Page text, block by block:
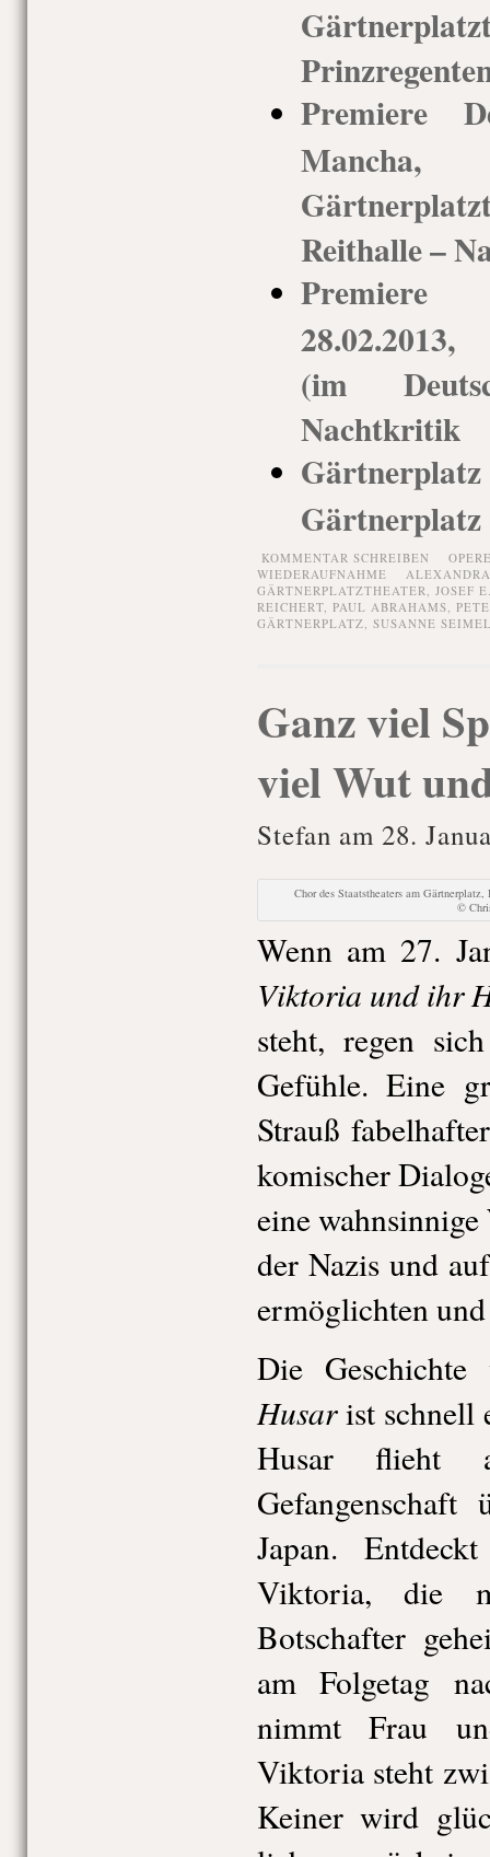
Premiere
Reithalle –
(im
Nachtkritik
Gärtnerplatz
KOMMENTAR SCHREIBEN
WIEDERAUFNAHME
GÄRTNERPLATZTHEATER, JOSEF
REICHERT, PAUL ABRAHAMS,
GÄRTNERPLATZ, SUSANNE
Ganz viel
viel Wut
Stefan am 28.
Chor des Staatstheaters am
©
Wenn am 27.
Viktoria und ihr
steht, regen
Gefühle. Eine
Strauß
komischer
eine
der Nazis und
ermöglichten
Die
Husarist schnell
Husar flieht
Japan.
Viktoria, die
Botschafter
am Folgetag
nimmt Frau
Viktoria steht
Keiner wird